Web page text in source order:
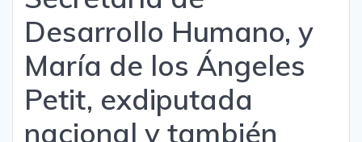
Desarrollo Humano, y
María de los Ángeles
Petit, exdiputada
nacional y también